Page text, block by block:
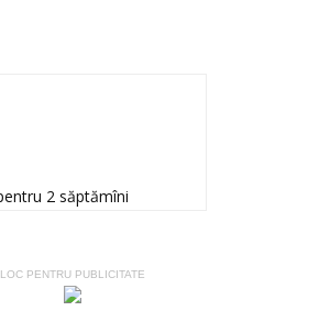
LOC PENTRU PUBLICITATE